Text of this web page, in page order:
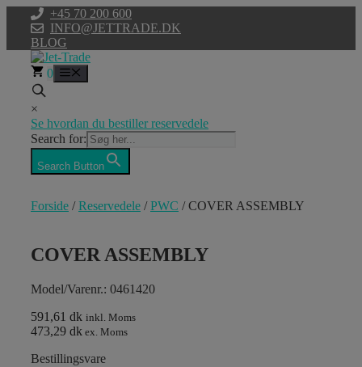
indhold
+45 70 200 600
INFO@JETTRADE.DK
BLOG
0
×
Se hvordan du bestiller reservedele
Search for:
Search Button
Forside /Reservedele /PWC / COVER ASSEMBLY
COVER ASSEMBLY
Model/Varenr.: 0461420
591,61 dk inkl. Moms
473,29 dk ex. Moms
Bestillingsvare